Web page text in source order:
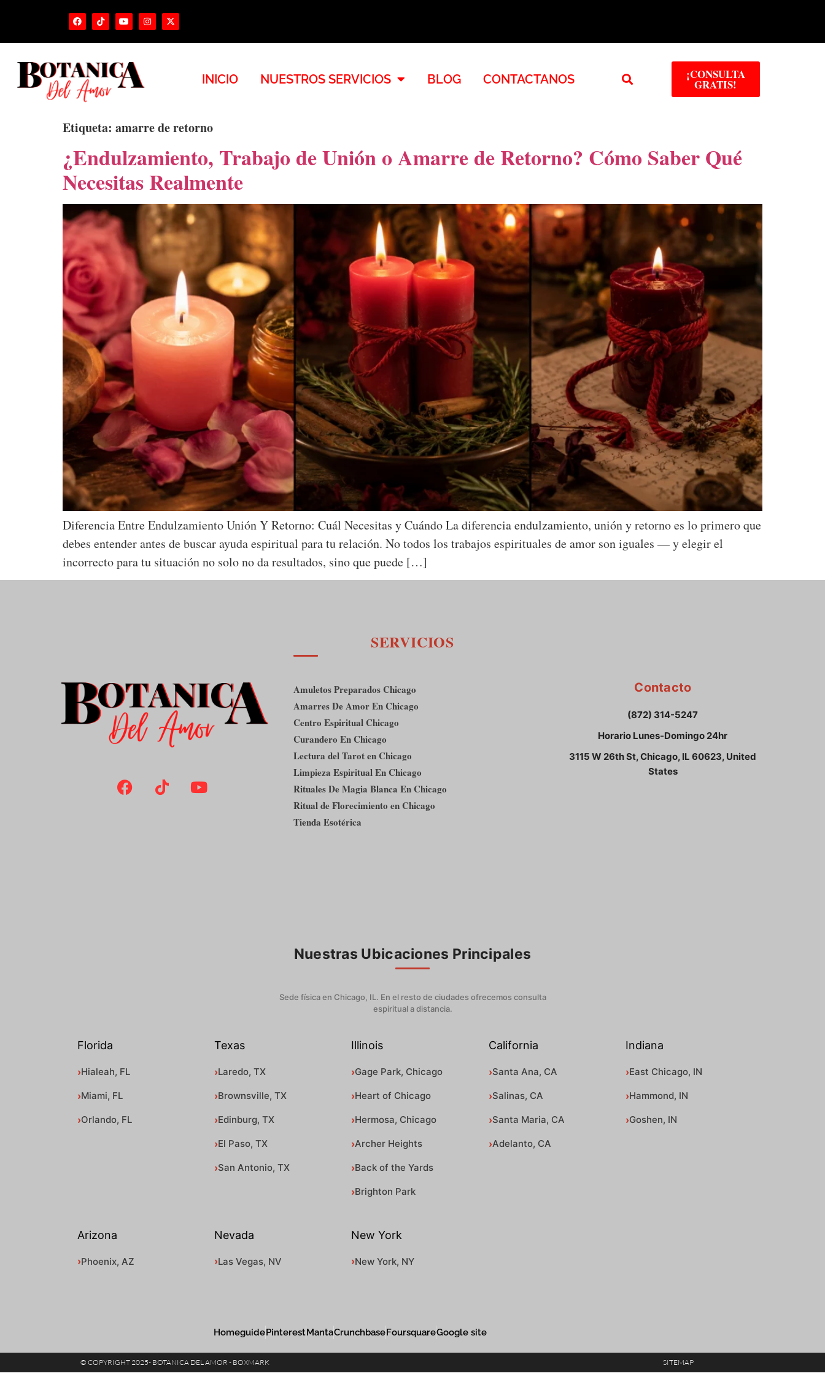
INICIO NUESTROS SERVICIOS BLOG CONTACTANOS ¡CONSULTA
GRATIS!
Etiqueta: amarre de retorno
¿Endulzamiento, Trabajo de Unión o Amarre de Retorno? Cómo Saber Qué
Necesitas Realmente
Diferencia Entre Endulzamiento Unión Y Retorno: Cuál Necesitas y Cuándo La diferencia endulzamiento, unión y retorno es lo primero que
debes entender antes de buscar ayuda espiritual para tu relación. No todos los trabajos espirituales de amor son iguales — y elegir el
incorrecto para tu situación no solo no da resultados, sino que puede […]
SERVICIOS
Amuletos Preparados Chicago
Amarres De Amor En Chicago
Centro Espiritual Chicago
Curandero En Chicago
Lectura del Tarot en Chicago
Limpieza Espiritual En Chicago
Rituales De Magia Blanca En Chicago
Ritual de Florecimiento en Chicago
Tienda Esotérica
Contacto
(872) 314-5247
Horario Lunes-Domingo 24hr
3115 W 26th St, Chicago, IL 60623, United
States
Nuestras Ubicaciones Principales
Sede física en Chicago, IL. En el resto de ciudades ofrecemos consulta
espiritual a distancia.
Florida
Hialeah, FL
Miami, FL
Orlando, FL
Texas
Laredo, TX
Brownsville, TX
Edinburg, TX
El Paso, TX
San Antonio, TX
Illinois
Gage Park, Chicago
Heart of Chicago
Hermosa, Chicago
Archer Heights
Back of the Yards
Brighton Park
California
Santa Ana, CA
Salinas, CA
Santa Maria, CA
Adelanto, CA
Indiana
East Chicago, IN
Hammond, IN
Goshen, IN
Arizona
Phoenix, AZ
Nevada
Las Vegas, NV
New York
New York, NY
HomeguidePinterestMantaCrunchbaseFoursquareGoogle site
© COPYRIGHT 2025- BOTANICA DEL AMOR - BOXMARK SITEMAP